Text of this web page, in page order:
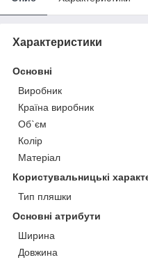
Характеристики
Основні
Виробник
Країна виробник
Об`єм
Колір
Матеріал
Користувальницькі
Тип пляшки
Основні атрибути
Ширина
Довжина